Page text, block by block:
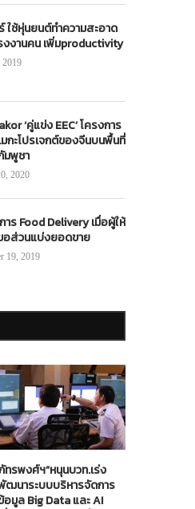
ใช้หุ่นยนต์ทำความสะอาด
งงานคน เพิ่มproductivity
‘คู่แข่ง EEC’ โครงการ
กะโปรเจกต์ของจีนบนพื้นที่
มพูชา
2020
าร Food Delivery เมื่อผู้ให้
อส่วนแบ่งยอดขาย
19, 2019
ทรพงศ์ฯ”หนุนบวท.เร่ง
ฒนาระบบบริหารจัดการ
อมูล Big Data และ AI